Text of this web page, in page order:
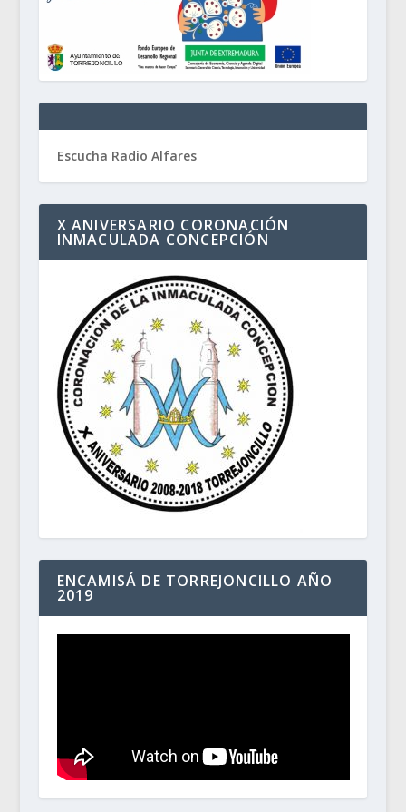
Escucha Radio Alfares
X ANIVERSARIO CORONACIÓN
INMACULADA CONCEPCIÓN
ENCAMISÁ DE TORREJONCILLO AÑO
2019